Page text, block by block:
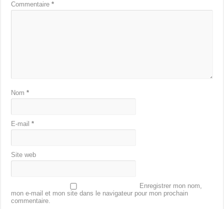
Commentaire*
Nom*
E-mail*
Site web
Enregistrer mon nom,
mon e-mail et mon site dans le navigateur pour mon prochain
commentaire.